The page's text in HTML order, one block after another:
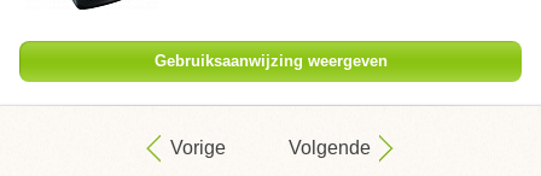
Gebruiksaanwijzing weergeven
Vorige Volgende